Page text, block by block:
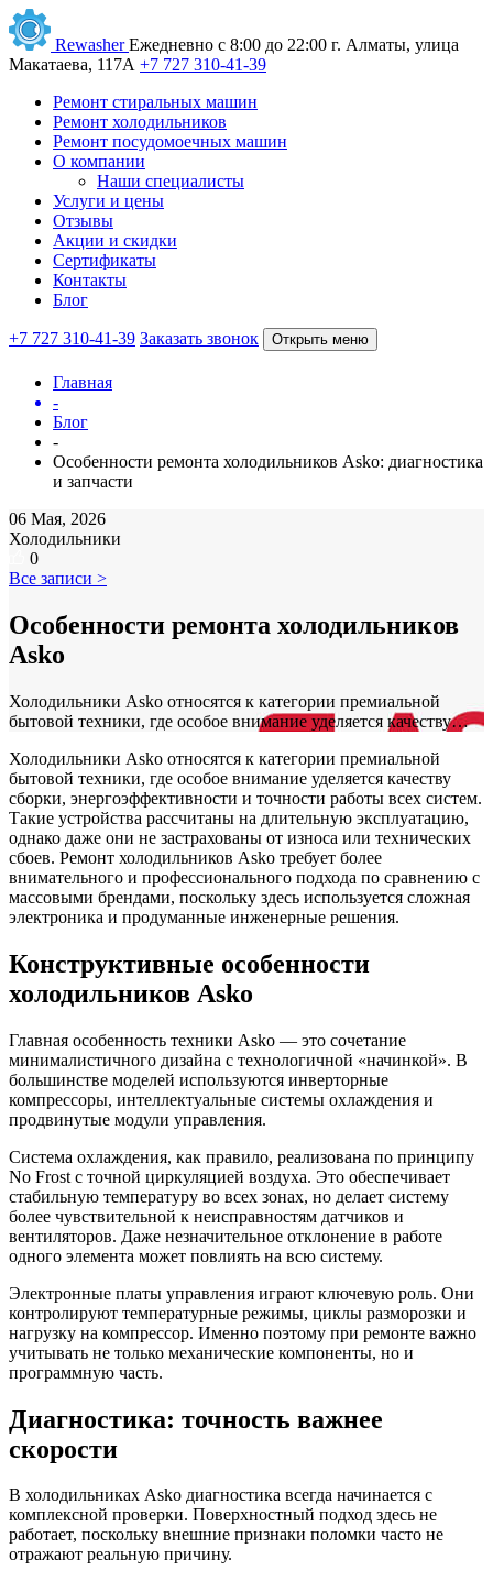
Rewasher Ежедневно с 8:00 до 22:00 г. Алматы, улица
Макатаева, 117А +7 727 310-41-39
Ремонт стиральных машин
Ремонт холодильников
Ремонт посудомоечных машин
О компании
Наши специалисты
Услуги и цены
Отзывы
Акции и скидки
Сертификаты
Контакты
Блог
+7 727 310-41-39 Заказать звонок Открыть меню
Главная
-
Блог
-
Особенности ремонта холодильников Asko: диагностика
и запчасти
06 Мая, 2026
Холодильники
0
Все записи >
Особенности ремонта холодильников
Asko
Холодильники Asko относятся к категории премиальной
бытовой техники, где особое внимание уделяется качеству…
Холодильники Asko относятся к категории премиальной
бытовой техники, где особое внимание уделяется качеству
сборки, энергоэффективности и точности работы всех систем.
Такие устройства рассчитаны на длительную эксплуатацию,
однако даже они не застрахованы от износа или технических
сбоев. Ремонт холодильников Asko требует более
внимательного и профессионального подхода по сравнению с
массовыми брендами, поскольку здесь используется сложная
электроника и продуманные инженерные решения.
Конструктивные особенности
холодильников Asko
Главная особенность техники Asko — это сочетание
минималистичного дизайна с технологичной «начинкой». В
большинстве моделей используются инверторные
компрессоры, интеллектуальные системы охлаждения и
продвинутые модули управления.
Система охлаждения, как правило, реализована по принципу
No Frost с точной циркуляцией воздуха. Это обеспечивает
стабильную температуру во всех зонах, но делает систему
более чувствительной к неисправностям датчиков и
вентиляторов. Даже незначительное отклонение в работе
одного элемента может повлиять на всю систему.
Электронные платы управления играют ключевую роль. Они
контролируют температурные режимы, циклы разморозки и
нагрузку на компрессор. Именно поэтому при ремонте важно
учитывать не только механические компоненты, но и
программную часть.
Диагностика: точность важнее
скорости
В холодильниках Asko диагностика всегда начинается с
комплексной проверки. Поверхностный подход здесь не
работает, поскольку внешние признаки поломки часто не
отражают реальную причину.